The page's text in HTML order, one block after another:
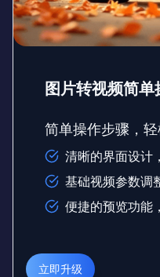
图片转视频简单
简单操作步骤，
清晰的界面设计
基础视频参数调
便捷的预览功能
立即升级